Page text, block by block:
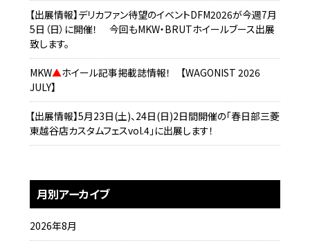
【出展情報】デリカファン待望のイベントDFM2026が今週7月
5日（日）に開催！ 今回もMKW・BRUTホイールブース出展
致します。
MKW▲ホイール記事掲載誌情報！ 【WAGONIST 2026
JULY】
【出展情報】5月23日(土)、24日(日)2日間開催の「春日部三菱
東越谷店カスタムフェスvol.4」に出展します！
月別アーカイブ
2026年8月